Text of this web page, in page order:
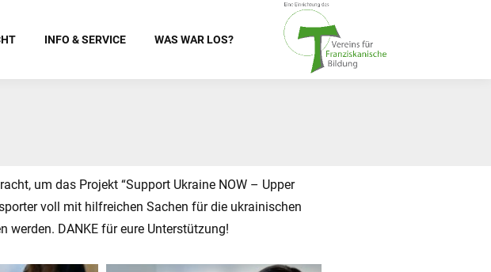
INFO & SERVICE WAS WAR LOS?
um das Projekt “Support Ukraine NOW – Upper
voll mit hilfreichen Sachen für die ukrainischen
werden. DANKE für eure Unterstützung!